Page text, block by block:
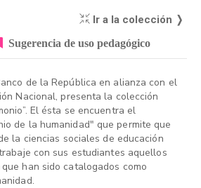
Ir a la colección ❭
Sugerencia de uso pedagógico
de la República en alianza con el
Nacional, presenta la colección
El ésta se encuentra el
de la humanidad" que permite que
la ciencias sociales de educación
con sus estudiantes aquellos
han sido catalogados como